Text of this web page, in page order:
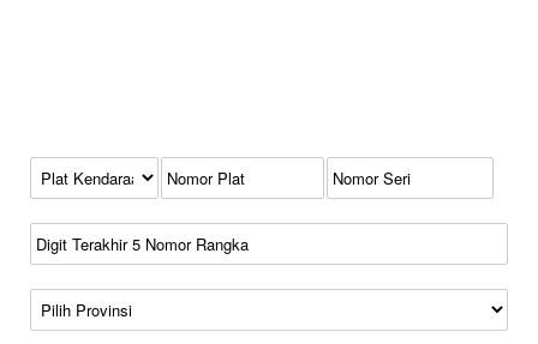
Kode Plat Kendaraan
No Plat
No Seri
No Rangka
Wilayah